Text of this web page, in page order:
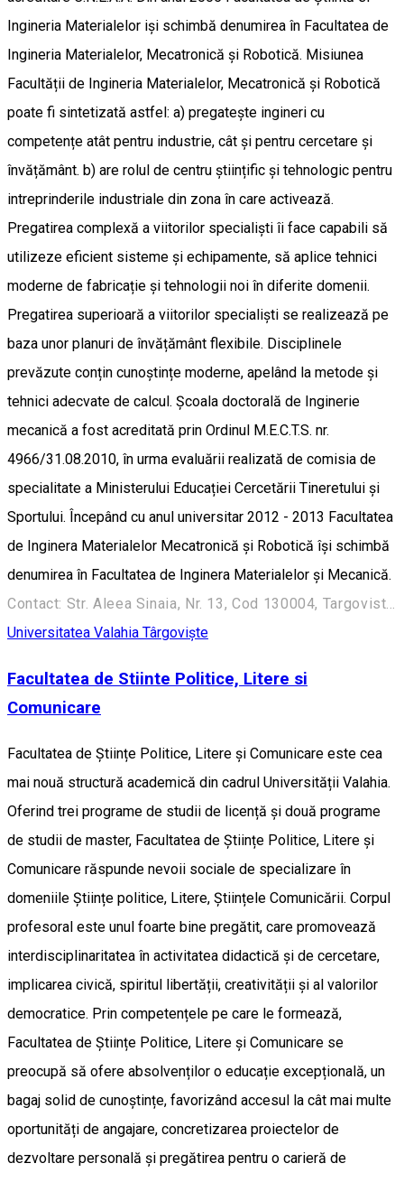
Ingineria Materialelor iși schimbă denumirea în Facultatea de
Ingineria Materialelor, Mecatronică și Robotică. Misiunea
Facultății de Ingineria Materialelor, Mecatronică și Robotică
poate fi sintetizată astfel: a) pregatește ingineri cu
competențe atât pentru industrie, cât și pentru cercetare și
învățământ. b) are rolul de centru științific și tehnologic pentru
intreprinderile industriale din zona în care activează.
Pregatirea complexă a viitorilor specialiști îi face capabili să
utilizeze eficient sisteme și echipamente, să aplice tehnici
moderne de fabricație și tehnologii noi în diferite domenii.
Pregatirea superioară a viitorilor specialiști se realizează pe
baza unor planuri de învățământ flexibile. Disciplinele
prevăzute conțin cunoștințe moderne, apelând la metode și
tehnici adecvate de calcul. Școala doctorală de Inginerie
mecanică a fost acreditată prin Ordinul M.E.C.T.S. nr.
4966/31.08.2010, în urma evaluării realizată de comisia de
specialitate a Ministerului Educației Cercetării Tineretului și
Sportului. Începând cu anul universitar 2012 - 2013 Facultatea
de Inginera Materialelor Mecatronică și Robotică își schimbă
denumirea în Facultatea de Inginera Materialelor și Mecanică.
Contact: Str. Aleea Sinaia, Nr. 13, Cod 130004, Targoviste, Dambovita
Universitatea Valahia Târgovişte
Facultatea de Stiinte Politice, Litere si
Comunicare
Facultatea de Științe Politice, Litere și Comunicare este cea
mai nouă structură academică din cadrul Universității Valahia.
Oferind trei programe de studii de licență și două programe
de studii de master, Facultatea de Științe Politice, Litere și
Comunicare răspunde nevoii sociale de specializare în
domeniile Științe politice, Litere, Științele Comunicării. Corpul
profesoral este unul foarte bine pregătit, care promovează
interdisciplinaritatea în activitatea didactică și de cercetare,
implicarea civică, spiritul libertății, creativității și al valorilor
democratice. Prin competențele pe care le formează,
Facultatea de Științe Politice, Litere și Comunicare se
preocupă să ofere absolvenților o educație excepțională, un
bagaj solid de cunoștințe, favorizând accesul la cât mai multe
oportunități de angajare, concretizarea proiectelor de
dezvoltare personală și pregătirea pentru o carieră de